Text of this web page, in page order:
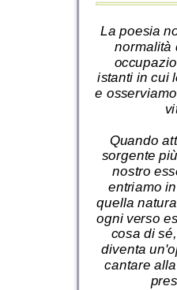
La poesia
normalità
istanti in cui
e
Quando
sorgente
nostro
entriamo
quella
ogni verso
cosa di
diventa
cantare